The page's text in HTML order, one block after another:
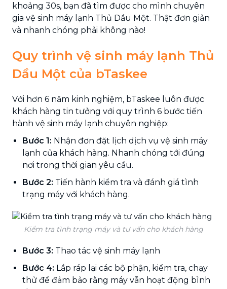
khoảng 30s, bạn đã tìm được cho mình chuyên
gia vệ sinh máy lạnh Thủ Dầu Một. Thật đơn giản
và nhanh chóng phải không nào!
Quy trình vệ sinh máy lạnh Thủ
Dầu Một của bTaskee
Với hơn 6 năm kinh nghiệm, bTaskee luôn được
khách hàng tin tưởng với quy trình 6 bước tiến
hành vệ sinh máy lạnh chuyên nghiệp:
Bước 1: Nhận đơn đặt lịch dịch vụ vệ sinh máy
lạnh của khách hàng. Nhanh chóng tới đúng
nơi trong thời gian yêu cầu.
Bước 2: Tiến hành kiểm tra và đánh giá tình
trạng máy với khách hàng.
Kiểm tra tình trạng máy và tư vấn cho khách hàng
Bước 3: Thao tác vệ sinh máy lạnh
Bước 4: Lắp ráp lại các bộ phận, kiểm tra, chạy
thử để đảm bảo rằng máy vẫn hoạt động bình